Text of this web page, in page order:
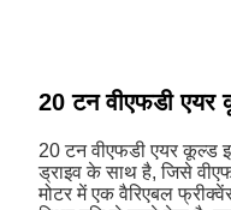
20 टन वीएफडी एयर
20 टन वीएफडी एयर कूल्ड
ड्राइव के साथ है, जिसे
मोटर में एक वैरिएबल